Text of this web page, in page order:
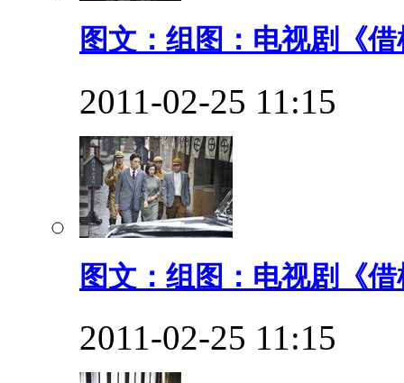
图文：组图：电视剧《
2011-02-25 11:15
图文：组图：电视剧《
2011-02-25 11:15